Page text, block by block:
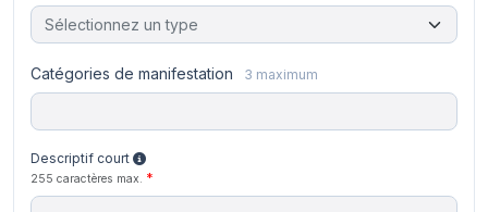
Sélectionnez un type
Catégories de manifestation 3 maximum
Descriptif court
255 caractères max.